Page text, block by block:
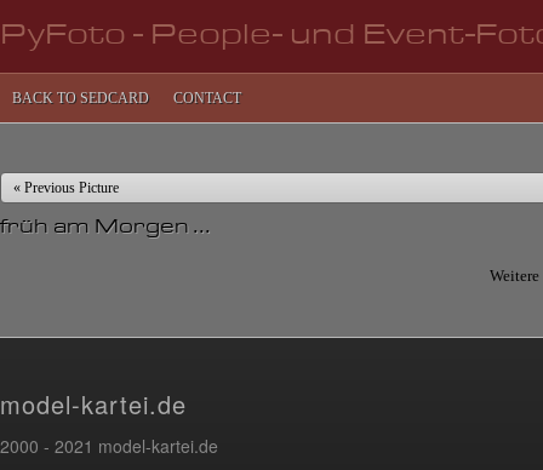
PyFoto - People- und Event-
BACK TO SEDCARD CONTACT
« Previous Picture
früh am Morgen ...
model-kartei.de
2000 - 2021 model-kartei.de